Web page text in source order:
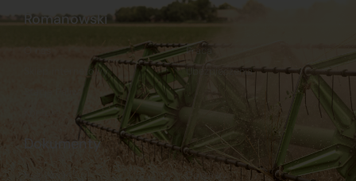
Dokumenty
Regulamin Dostawy
Romanowski
Sklep internetowy
Praca
Ubezpieczenia